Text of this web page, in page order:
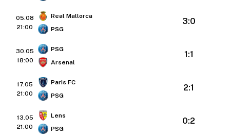
05.08
21:00
Real Mallorca
PSG
3:0
30.05
18:00
PSG
Arsenal
1:1
17.05
21:00
Paris FC
PSG
2:1
13.05
21:00
Lens
PSG
0:2